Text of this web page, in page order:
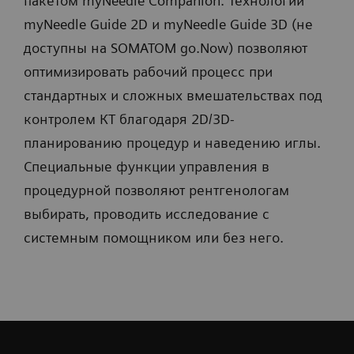
Алгоритм обнаружения иглы myNeedle Detection,
основанный на искусственном интеллекте,
обеспечивает эффективный рабочий процесс,
уменьшая количество действий пользователя
при проведении иглы.
Интегрированная функция Image Fusion
позволяет накладывать 3D-изображения,
полученные с помощью различных
модальностей или в предыдущих КТ-
SOMATOM X.cite
SOMATOM X.ceed
визуализации даже в областях, прилегающих к
металлическим имплантатам.
определенного сектора в ° для трех возможных
положений пользователя:
на 10 часов у. ц.
на 12 часов у. ц.
на 2 часа у. ц.
myNeedle Guide 2D и myNeedle Guide 3D (не
доступны на SOMATOM go.Now) позволяют
оптимизировать рабочий процесс при
стандартных и сложных вмешательствах под
контролем КТ благодаря 2D/3D-
планированию процедур и наведению иглы.
Специальные функции управления в
процедурной позволяют рентгенологам
выбирать, проводить исследование с
системным помощником или без него.